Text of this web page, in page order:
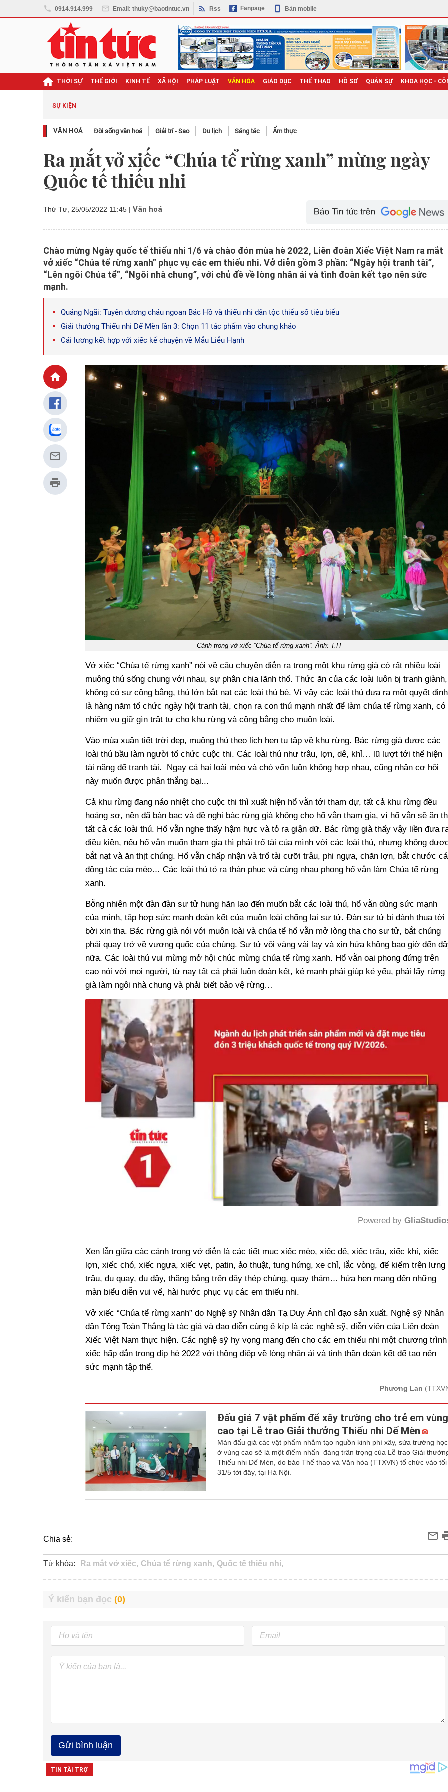
0914.914.999 Email: thuky@baotintuc.vn Rss Fanpage Bản mobile
THỜI SỰ THẾ GIỚI KINH TẾ XÃ HỘI PHÁP LUẬT VĂN HÓA GIÁO DỤC THỂ THAO HỒ SƠ QUÂN SỰ KHOA HỌC -
SỰ KIỆN
VĂN HOÁ Đời sống văn hoá Giải trí - Sao Du lịch Sáng tác Ẩm thực
Ra mắt vở xiếc “Chúa tể rừng xanh” mừng ngày
Quốc tế thiếu nhi
Thứ Tư, 25/05/2022 11:45 | Văn hoá
Chào mừng Ngày quốc tế thiếu nhi 1/6 và chào đón mùa hè 2022, Liên đoàn Xiếc Việt Nam ra mắt
vở xiếc “Chúa tể rừng xanh” phục vụ các em thiếu nhi. Vở diễn gồm 3 phần: “Ngày hội tranh tài”,
“Lên ngôi Chúa tể”, “Ngôi nhà chung”, với chủ đề về lòng nhân ái và tình đoàn kết tạo nên sức
mạnh.
Quảng Ngãi: Tuyên dương cháu ngoan Bác Hồ và thiếu nhi dân tộc thiểu số tiêu biểu
Giải thưởng Thiếu nhi Dế Mèn lần 3: Chọn 11 tác phẩm vào chung khảo
Cải lương kết hợp với xiếc kể chuyện về Mẫu Liễu Hạnh
Cảnh trong vở xiếc “Chúa tể rừng xanh”. Ảnh: T.H
Vở xiếc “Chúa tể rừng xanh” nói về câu chuyện diễn ra trong một khu rừng già có rất nhiều loài
muông thú sống chung với nhau, sự phân chia lãnh thổ. Thức ăn của các loài luôn bị tranh giành,
không có sự công bằng, thú lớn bắt nạt các loài thú bé. Vì vậy các loài thú đưa ra một quyết định
là hàng năm tổ chức ngày hội tranh tài, chọn ra con thú mạnh nhất để làm chúa tể rừng xanh, có
nhiệm vụ giữ gìn trật tự cho khu rừng và công bằng cho muôn loài.
Vào mùa xuân tiết trời đẹp, muông thú theo lịch hẹn tụ tập về khu rừng. Bác rừng già được các
loài thú bầu làm người tổ chức cuộc thi. Các loài thú như trâu, lợn, dê, khỉ… lũ lượt tới thể hiện
tài năng để tranh tài. Ngay cả hai loài mèo và chó vốn luôn không hợp nhau, cũng nhân cơ hội
này muốn được phân thắng bại...
Cả khu rừng đang náo nhiệt cho cuộc thi thì xuất hiện hổ vằn tới tham dự, tất cả khu rừng đều
hoảng sợ, nên đã bàn bạc và đề nghị bác rừng già không cho hổ vằn tham gia, vì hổ vằn sẽ ăn
tất cả các loài thú. Hổ vằn nghe thấy hậm hực và tỏ ra giận dữ. Bác rừng già thấy vậy liền đưa
điều kiện, nếu hổ vằn muốn tham gia thì phải trổ tài của mình với các loài thú, nhưng không
bắt nạt và ăn thịt chúng. Hổ vằn chấp nhận và trổ tài cưỡi trâu, phi ngựa, chăn lợn, bắt chước
động tác của mèo… Các loài thú tỏ ra thán phục và cùng nhau phong hổ vằn làm Chúa tể rừng
xanh.
Bỗng nhiên một đàn đàn sư tử hung hãn lao đến muốn bắt các loài thú, hổ vằn dùng sức mạnh
của mình, tập hợp sức mạnh đoàn kết của muôn loài chống lại sư tử. Đàn sư tử bị đánh thua tời
bời xin tha. Bác rừng già nói với muôn loài và chúa tể hổ vằn mở lòng tha cho sư tử, bắt chúng
phải quay trở về vương quốc của chúng. Sư tử vội vàng vái lạy và xin hứa không bao giờ đến
nữa. Các loài thú vui mừng mở hội chúc mừng chúa tể rừng xanh. Hổ vằn oai phong đứng trên
cao nói với mọi người, từ nay tất cả phải luôn đoàn kết, kẻ mạnh phải giúp kẻ yếu, phải lấy rừng
già làm ngôi nhà chung và phải biết bảo vệ rừng…
Powered by
Xen lẫn giữa các cảnh trong vở diễn là các tiết mục xiếc mèo, xiếc dê, xiếc trâu, xiếc khỉ, xiếc
lợn, xiếc chó, xiếc ngựa, xiếc vẹt, patin, ảo thuật, tung hứng, xe chỉ, lắc vòng, đế kiếm trên lưng
trâu, đu quay, đu dây, thăng bằng trên dây thép chùng, quay thảm… hứa hẹn mang đến những
màn biểu diễn vui vể, hài hước phục vụ các em thiếu nhi.
Vở xiếc “Chúa tể rừng xanh” do Nghệ sỹ Nhân dân Tạ Duy Ánh chỉ đạo sản xuất. Nghệ sỹ Nhân
dân Tống Toàn Thắng là tác giả và đạo diễn cùng ê kíp là các nghệ sỹ, diễn viên của Liên đoàn
Xiếc Việt Nam thực hiện. Các nghệ sỹ hy vọng mang đến cho các em thiếu nhi một chương trình
xiếc hấp dẫn trong dịp hè 2022 với thông điệp về lòng nhân ái và tinh thần đoàn kết để tạo nên
sức mạnh tập thể.
Phương Lan
Đấu giá 7 vật phẩm để xây trường cho trẻ em
cao tại Lễ trao Giải thưởng Thiếu nhi Dế Mèn
Màn đấu giá các vật phẩm nhằm tạo nguồn kinh phí xây, sửa trường học
ở vùng cao sẽ là một điểm nhấn đáng trân trọng của Lễ trao Giải
Thiếu nhi Dế Mèn, do báo Thể thao và Văn hóa (TTXVN) tổ chức vào tối
31/5 tới đây, tại Hà Nội.
Chia sẻ:
Từ khóa: Ra mắt vở xiếc, Chúa tể rừng xanh, Quốc tế thiếu nhi,